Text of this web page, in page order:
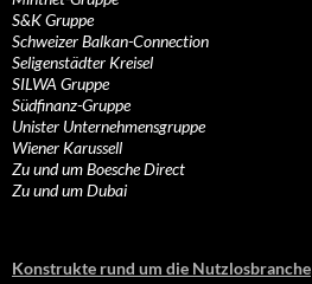
S&K Gruppe
Schweizer Balkan-Connection
Seligenstädter Kreisel
SILWA Gruppe
Südfinanz-Gruppe
Unister Unternehmensgruppe
Wiener Karussell
Zu und um Boesche Direct
Zu und um Dubai
Konstrukte rund um die Nutzlosbranche